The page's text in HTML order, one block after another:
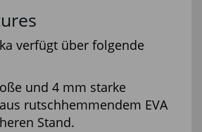
verfügt über folgende
und 4 mm starke
rutschhemmendem EVA
Stand.